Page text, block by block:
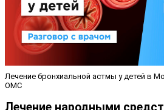
Лечение бронхиальной астмы у детей в
ОМС
Лечение народными